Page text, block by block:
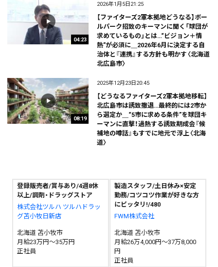
04:23
2026年1月5日21:25
【ファイターズ2軍本拠地どうなる】ボー
ルパーク招致のキーマンに聞く「球団が
求めているもの」とは…“ビジョン＋情
熱”が必須に＿2026年6月に決定する自
治体と『連携』する方針も明かす〈北海道
北広島市〉
08:19
2025年12月23日20:45
【どうなるファイターズ2軍本拠地移転】
北広島市は誘致撤退…最終的には2市か
ら選定か＿“5市に求める条件”を球団キ
ーマンに直撃！過熱する誘致期成会『候
補地の噂話』もすでに地元で浮上〈北海
道〉
登録販売者/賞与あり/4週8休
以上/調剤・ドラッグストア
株式会社ツルハ ツルハドラッ
グ苫小牧日新店
北海道 苫小牧市
月給23万円～35万円
正社員
製造スタッフ/土日休み×安定
勤務/コツコツ作業が好きな方
にピッタリ!/480
FWM株式会社
北海道 苫小牧市
月給26万4,000円～37万8,000
円
正社員